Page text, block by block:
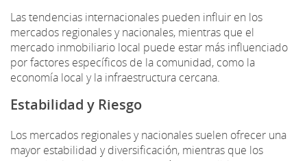
Las tendencias internacionales pueden influir en los
mercados regionales y nacionales, mientras que el
mercado inmobiliario local puede estar más influenciado
por factores específicos de la comunidad, como la
economía local y la infraestructura cercana.
Estabilidad y Riesgo
Los mercados regionales y nacionales suelen ofrecer una
mayor estabilidad y diversificación, mientras que los